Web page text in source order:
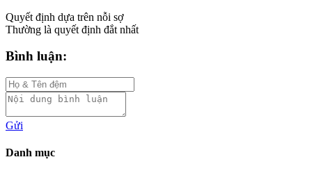
Quyết định dựa trên nỗi sợ
Thường là quyết định đắt nhất
Bình luận:
Gửi
Danh mục